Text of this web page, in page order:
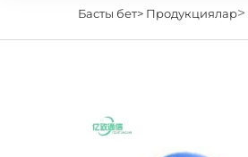
Басты бет> Продукциялар>